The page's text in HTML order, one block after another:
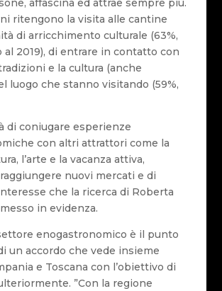
affascina ed attrae sempre più.
ritengono la visita alle cantine
di arricchimento culturale (63%,
al 2019), di entrare in contatto con
e la cultura (anche
luogo che stanno visitando (59%,
di coniugare esperienze
con altri attrattori come la
l’arte e la vacanza attiva,
nuovi mercati e di
che la ricerca di Roberta
in evidenza.
enogastronomico è il punto
un accordo che vede insieme
e Toscana con l’obiettivo di
”Con la regione